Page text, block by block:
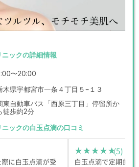
ックの詳細情報
〜20:00
木県宇都宮市一条４丁目５−１３
東自動車バス「西原三丁目」停留所か
徒歩約2分
ックの白玉点滴の口コミ
に白玉点滴が受
★★★★★
★★★★★(5)
白玉点滴で定期的